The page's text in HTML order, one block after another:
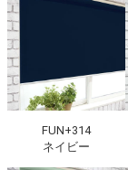
FUN+314
ネイビー